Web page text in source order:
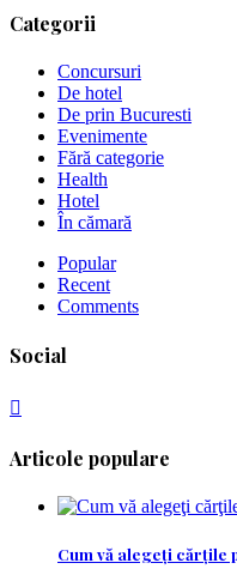
Categorii
Concursuri
De hotel
De prin Bucuresti
Evenimente
Fără categorie
Health
Hotel
În cămară
Popular
Recent
Comments
Social
Articole populare
Cum vă alegeţi cărţile